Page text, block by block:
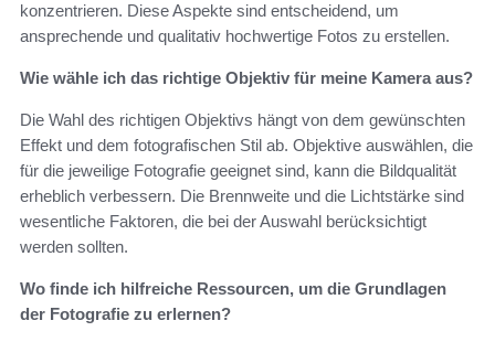
konzentrieren. Diese Aspekte sind entscheidend, um
ansprechende und qualitativ hochwertige Fotos zu erstellen.
Wie wähle ich das richtige Objektiv für meine Kamera aus?
Die Wahl des richtigen Objektivs hängt von dem gewünschten
Effekt und dem fotografischen Stil ab. Objektive auswählen, die
für die jeweilige Fotografie geeignet sind, kann die Bildqualität
erheblich verbessern. Die Brennweite und die Lichtstärke sind
wesentliche Faktoren, die bei der Auswahl berücksichtigt
werden sollten.
Wo finde ich hilfreiche Ressourcen, um die Grundlagen
der Fotografie zu erlernen?